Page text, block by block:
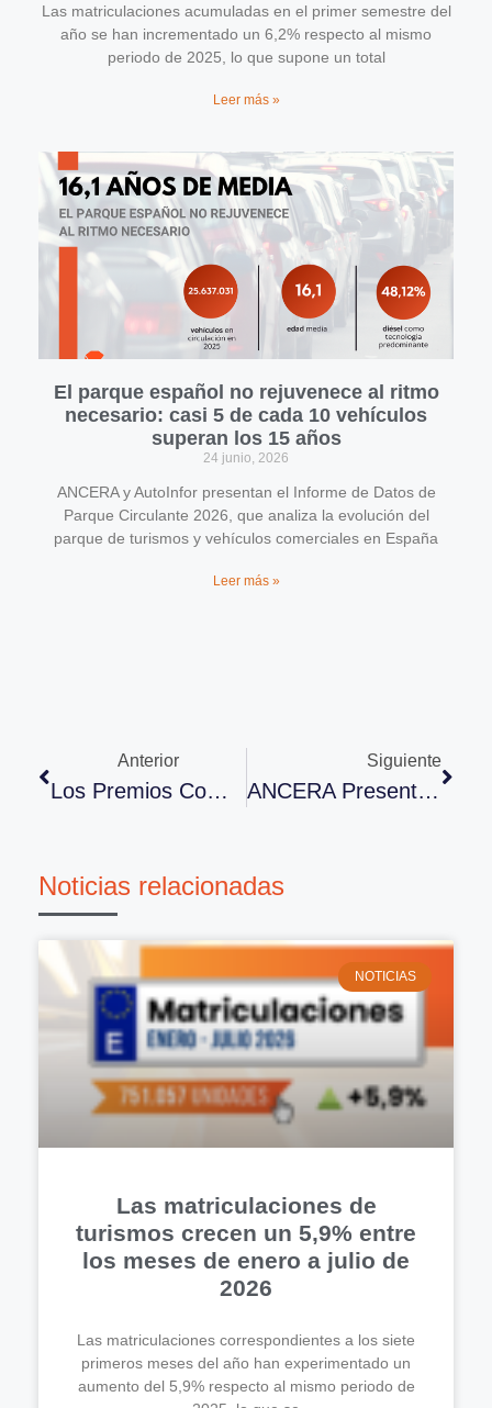
Las matriculaciones acumuladas en el primer semestre del
año se han incrementado un 6,2% respecto al mismo
periodo de 2025, lo que supone un total
Leer más »
El parque español no rejuvenece al ritmo
necesario: casi 5 de cada 10 vehículos
superan los 15 años
24 junio, 2026
ANCERA y AutoInfor presentan el Informe de Datos de
Parque Circulante 2026, que analiza la evolución del
parque de turismos y vehículos comerciales en España
Leer más »
Anterior
Los Premios Compromiso Con La Sostenibilidad En La Posventa Galardonan A 10 Empresas Por Sus Proyectos De Sostenibilidad Ambiental Y Social En El Sector De La Posventa De Automoción
Siguiente
ANCERA Presenta Su Recap 2024
Noticias relacionadas
NOTICIAS
Las matriculaciones de
turismos crecen un 5,9% entre
los meses de enero a julio de
2026
Las matriculaciones correspondientes a los siete
primeros meses del año han experimentado un
aumento del 5,9% respecto al mismo periodo de